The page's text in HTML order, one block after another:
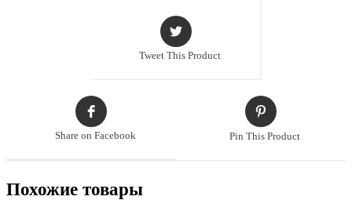
Tweet This Product
Share on Facebook Pin This Product
Похожие товары